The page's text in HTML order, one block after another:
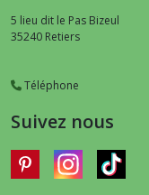
5 lieu dit le Pas Bizeul
35240 Retiers
Téléphone
Suivez nous